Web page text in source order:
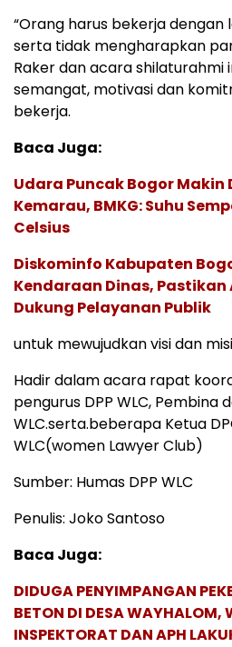
“Orang harus bekerja dengan
serta tidak mengharapkan
Raker dan acara shilaturahmi
semangat, motivasi dan
bekerja.
Baca Juga:
Udara Puncak Bogor Makin
Kemarau, BMKG: Suhu
Celsius
Diskominfo Kabupaten
Kendaraan Dinas, Pastikan
Dukung Pelayanan Publik
untuk mewujudkan visi dan
Hadir dalam acara rapat
pengurus DPP WLC, Pembina
WLC.serta.beberapa Ketua
WLC(women Lawyer Club)
Sumber: Humas DPP WLC
Penulis: Joko Santoso
Baca Juga:
DIDUGA PENYIMPANGAN
BETON DI DESA WAYHALOM,
INSPEKTORAT DAN APH